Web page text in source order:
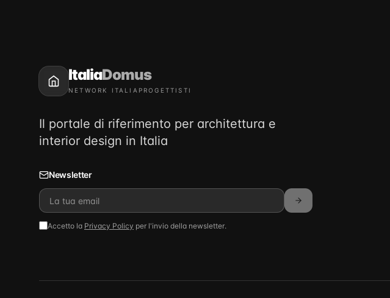
ItaliaDomus
NETWORK ITALIAPROGETTISTI
Il portale di riferimento per architettura e
interior design in Italia
Newsletter
Accetto la Privacy Policy per l'invio della newsletter.